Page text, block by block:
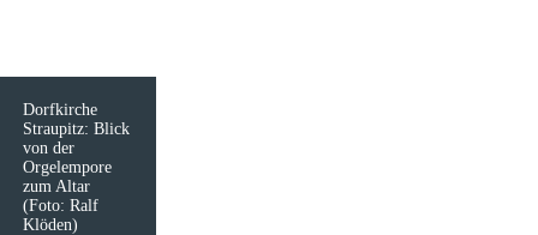
Dorfkirche
Straupitz: Blick
von der
Orgelempore
zum Altar
(Foto: Ralf
Klöden)